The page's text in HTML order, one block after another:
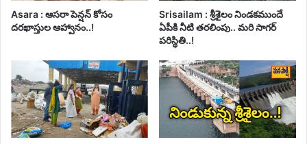
Asara : ఆసరా పెన్షన్ కోసం
దరఖాస్తుల ఆహ్వానం..!
Srisailam : శ్రీశైలం నిండకముందే
ఏపీకి నీటి తరలింపు.. మరి సాగర్
పరిస్థితి..!